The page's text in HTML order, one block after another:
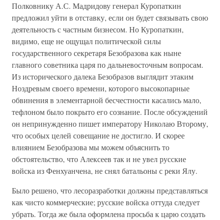
Полковнику А.С. Мадридову генерал Куропаткин
предложил уйти в отставку, если он будет связывать свою
деятельность с частным бизнесом. Но Куропаткин,
видимо, еще не ощущал политической силы
государственного секретаря Безобразова как ныне
главного советника царя по дальневосточным вопросам.
Из исторического далека Безобразов выглядит этаким
Ноздревым своего времени, которого высокопарные
обвинения в элементарной бесчестности касались мало,
тефлоном было покрыто его сознание. После обсуждений
он непринужденно пишет императору Николаю Второму,
что особых целей совещание не достигло. И скорее
влиянием Безобразова мы можем объяснить то
обстоятельство, что Алексеев так и не увел русские
войска из Фенхуанчена, не снял батальоны с реки Ялу.
Было решено, что лесоразработки должны представляться
как чисто коммерческие; русские войска оттуда следует
убрать. Тогда же была оформлена просьба к царю создать